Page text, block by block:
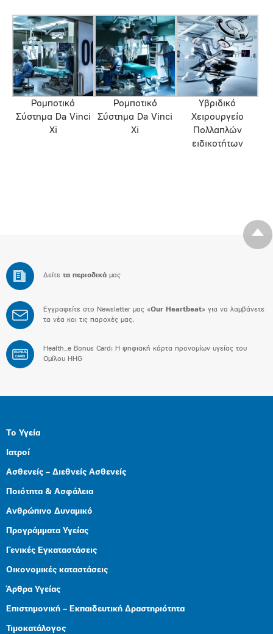
Ρομποτικό
Σύστημα Da Vinci
Χi
Ρομποτικό
Σύστημα Da Vinci
Χi
Υβριδικό
Χειρουργείο
Πολλαπλών
ειδικοτήτων
Δείτε τα περιοδικά μας
Εγγραφείτε στο Newsletter μας «Our Heartbeat» για να λαμβάνετε
τα νέα και τις παροχές μας.
BONUS
CARD
Health_e Bonus Card: H ψηφιακή κάρτα προνομίων υγείας του
Ομίλου HHG
Το Υγεία
Ιατροί
Ασθενείς – Διεθνείς Ασθενείς
Ποιότητα & Ασφάλεια
Ανθρώπινο Δυναμικό
Προγράμματα Υγείας
Γενικές Εγκαταστάσεις
Οικονομικές καταστάσεις
Άρθρα Υγείας
Επιστημονική – Εκπαιδευτική Δραστηριότητα
Τιμοκατάλογος